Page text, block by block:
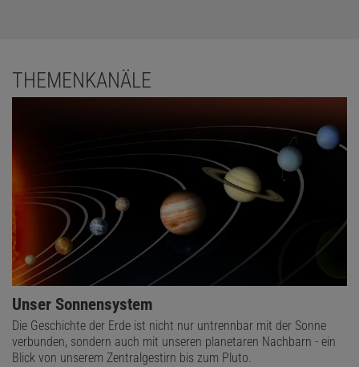
THEMENKANÄLE
Unser Sonnensystem
Die Geschichte der Erde ist nicht nur untrennbar mit der Sonne
verbunden, sondern auch mit unseren planetaren Nachbarn - ein
Blick von unserem Zentralgestirn bis zum Pluto.